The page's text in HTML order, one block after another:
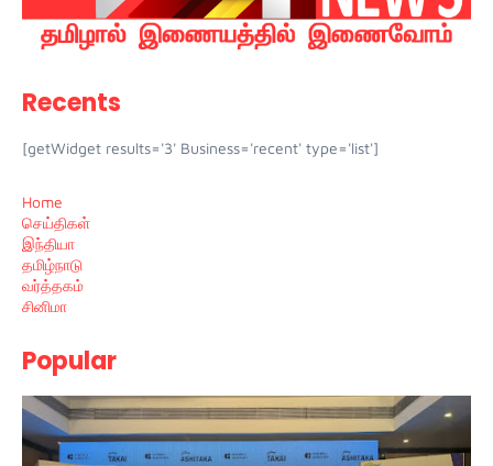
Recents
[getWidget results='3' Business='recent' type='list']
Home
செய்திகள்
இந்தியா
தமிழ்நாடு
வர்த்தகம்
சினிமா
Popular